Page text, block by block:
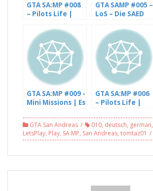
GTA SA:MP #008
– Pilots Life |
gelernt sein –
mit
DJNLetsPlays
(3/3)
GTA SAMP #005 –
LoS – Die SAED
DJNLetsPlays
GTA SA:MP #009 -
Mini Missions | Es
mit
DJNLetsPlays
(1/2)
GTA SA:MP #006
– Pilots Life |
Auflieger – mit
DJNLetsPlays
(1/3)
GTA San Andreas 010, deutsch, german,
LetsPlay, Play, SA:MP, San Andreas, tomtaz01